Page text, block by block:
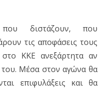
διστάζουν, που
τις αποφάσεις τους
ΚΚΕ ανεξάρτητα αν
Μέσα στον αγώνα θα
επιφυλάξεις και θα